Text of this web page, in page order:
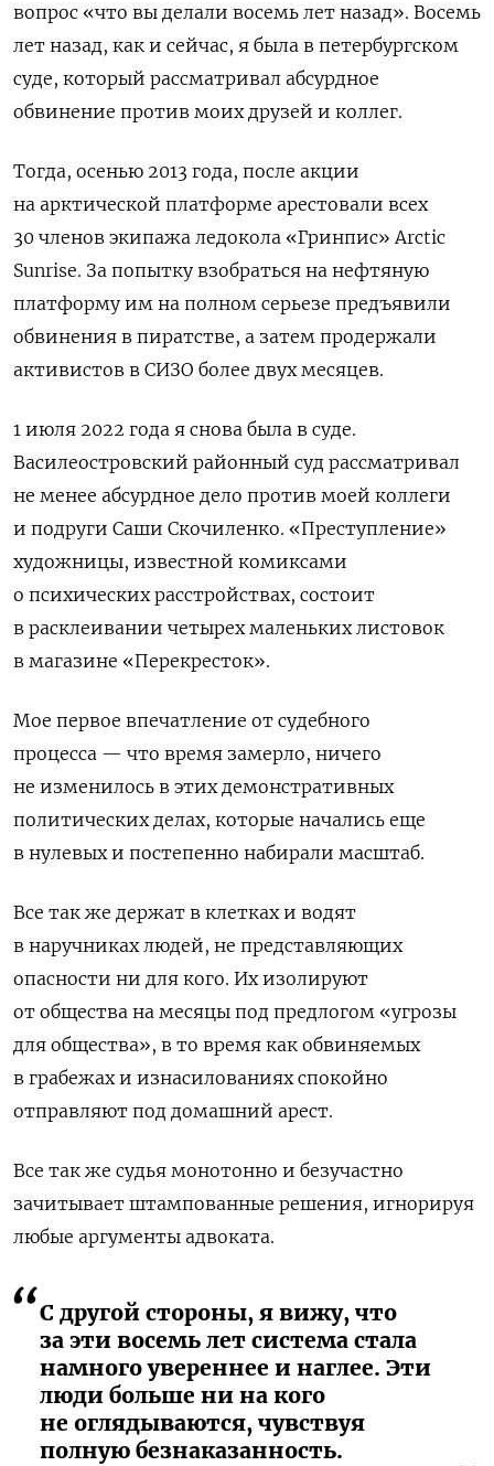
вопрос «что вы делали восемь лет назад». Восемь
лет назад, как и сейчас, я была в петербургском
суде, который рассматривал абсурдное
обвинение против моих друзей и коллег.
Тогда, осенью 2013 года, после акции
на арктической платформе арестовали всех
30 членов экипажа ледокола «Гринпис» Arctic
Sunrise. За попытку взобраться на нефтяную
платформу им на полном серьезе предъявили
обвинения в пиратстве, а затем продержали
активистов в СИЗО более двух месяцев.
1 июля 2022 года я снова была в суде.
Василеостровский районный суд рассматривал
не менее абсурдное дело против моей коллеги
и подруги Саши Скочиленко. «Преступление»
художницы, известной комиксами
о психических расстройствах, состоит
в расклеивании четырех маленьких листовок
в магазине «Перекресток».
Мое первое впечатление от судебного
процесса — что время замерло, ничего
не изменилось в этих демонстративных
политических делах, которые начались еще
в нулевых и постепенно набирали масштаб.
Все так же держат в клетках и водят
в наручниках людей, не представляющих
опасности ни для кого. Их изолируют
от общества на месяцы под предлогом «угрозы
для общества», в то время как обвиняемых
в грабежах и изнасилованиях спокойно
отправляют под домашний арест.
Все так же судья монотонно и безучастно
зачитывает штампованные решения, игнорируя
любые аргументы адвоката.
С другой стороны, я вижу, что
за эти восемь лет система стала
намного увереннее и наглее. Эти
люди больше ни на кого
не оглядываются, чувствуя
полную безнаказанность.